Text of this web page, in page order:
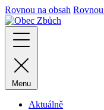
Rovnou na obsah
Menu
Aktuálně